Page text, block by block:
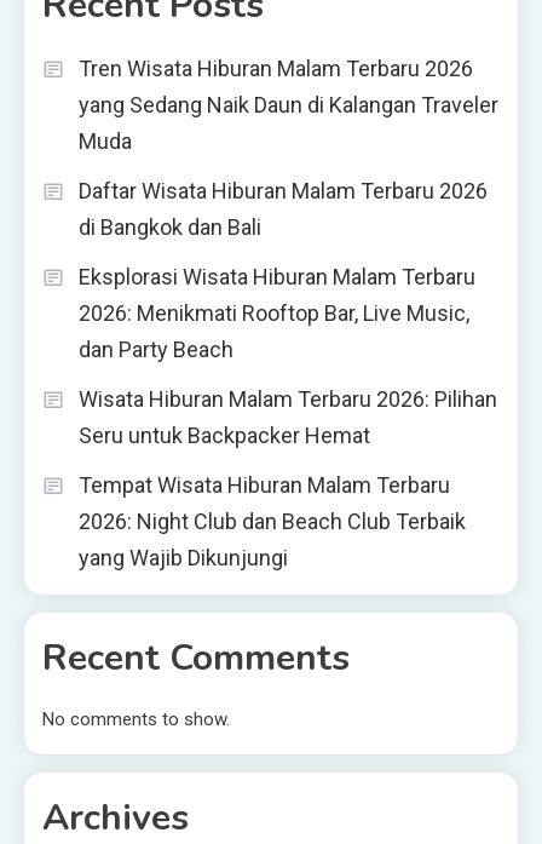
Tren Wisata Hiburan Malam Terbaru 2026
yang Sedang Naik Daun di Kalangan Traveler
Muda
Daftar Wisata Hiburan Malam Terbaru 2026
di Bangkok dan Bali
Eksplorasi Wisata Hiburan Malam Terbaru
2026: Menikmati Rooftop Bar, Live Music,
dan Party Beach
Wisata Hiburan Malam Terbaru 2026: Pilihan
Seru untuk Backpacker Hemat
Tempat Wisata Hiburan Malam Terbaru
2026: Night Club dan Beach Club Terbaik
yang Wajib Dikunjungi
Recent Comments
No comments to show.
Archives